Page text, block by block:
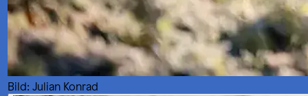
Bild: Julian Konrad